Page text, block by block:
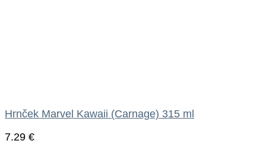
Hrnček Marvel Kawaii (Carnage) 315 ml
7.29 €